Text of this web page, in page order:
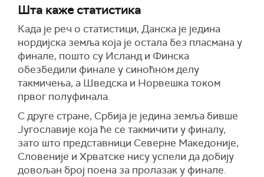
Шта каже статистика
Када је реч о статистици, Данска је једина
нордијска земља која је остала без пласмана у
финале, пошто су Исланд и Финска
обезбедили финале у синоћном делу
такмичења, а Шведска и Норвешка током
првог полуфинала.
С друге стране, Србија је једина земља бивше
Југославије која ће се такмичити у финалу,
зато што представници Северне Македоније,
Словеније и Хрватске нису успели да добију
довољан број поена за пролазак у финале.